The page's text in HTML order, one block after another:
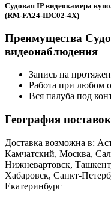
Судовая IP видеокамера
(RM-FA24-IDC02-4X)
Преимущества
видеонаблюдения
Запись на
Работа при любом
Вся палуба под
География поставок
Доставка возможна в:
Камчатский, Москва,
Нижневартовск,
Хабаровск, Санкт-
Екатеринбург